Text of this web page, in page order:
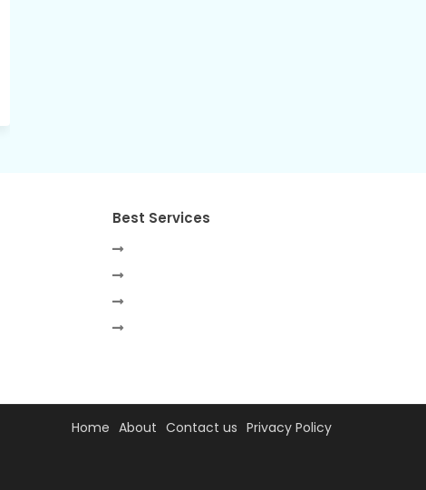
Best Services
Home About Contact us Privacy Policy